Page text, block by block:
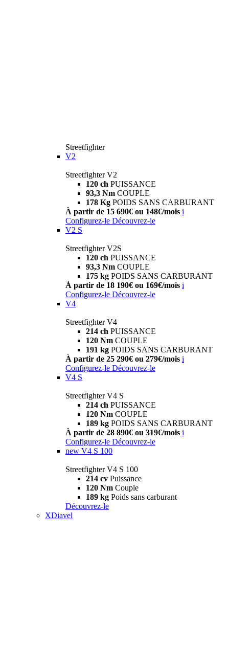
Streetfighter
V2
Streetfighter V2
120 ch PUISSANCE
93,3 Nm COUPLE
178 Kg POIDS SANS CARBURANT
À partir de 15 690€ ou 148€/mois i
Configurez-le Découvrez-le
V2 S
Streetfighter V2S
120 ch PUISSANCE
93,3 Nm COUPLE
175 kg POIDS SANS CARBURANT
À partir de 18 190€ ou 169€/mois i
Configurez-le Découvrez-le
V4
Streetfighter V4
214 ch PUISSANCE
120 Nm COUPLE
191 kg POIDS SANS CARBURANT
À partir de 25 290€ ou 279€/mois i
Configurez-le Découvrez-le
V4 S
Streetfighter V4 S
214 ch PUISSANCE
120 Nm COUPLE
189 kg POIDS SANS CARBURANT
À partir de 28 890€ ou 319€/mois i
Configurez-le Découvrez-le
new V4 S 100
Streetfighter V4 S 100
214 cv Puissance
120 Nm Couple
189 kg Poids sans carburant
Découvrez-le
XDiavel